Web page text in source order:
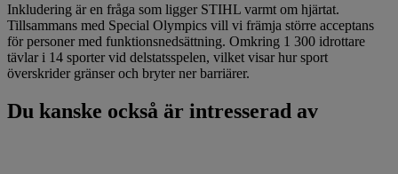
Inkludering är en fråga som ligger STIHL varmt om hjärtat.
Tillsammans med Special Olympics vill vi främja större acceptans
för personer med funktionsnedsättning. Omkring 1 300 idrottare
tävlar i 14 sporter vid delstatsspelen, vilket visar hur sport
överskrider gränser och bryter ner barriärer.
Du kanske också är intresserad av